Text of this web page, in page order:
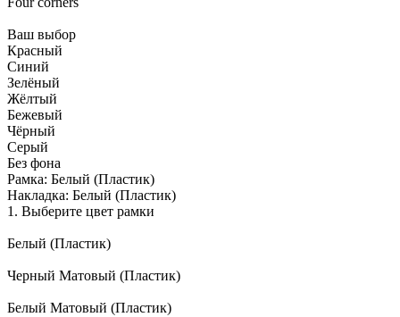
Ваш выбор
Красный
Синий
Зелёный
Жёлтый
Бежевый
Чёрный
Серый
Без фона
Рамка: Белый (Пластик)
Накладка: Белый (Пластик)
1. Выберите цвет рамки
Белый (Пластик)
Черный Матовый (Пластик)
Белый Матовый (Пластик)